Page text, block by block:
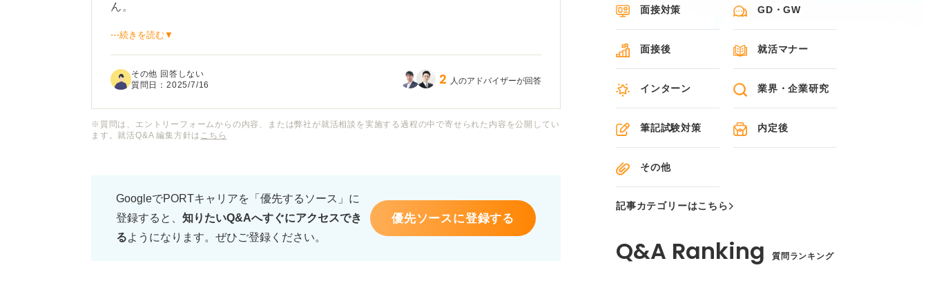
ん。
⋯続きを読む▼
その他 回答しない
質問日：2025/7/16 2 人のアドバイザーが回答
※質問は、エントリーフォームからの内容、または弊社が就活相談を実施する過程の中で寄せられた内容を公開してい
ます。就活Q&A 編集方針は こちら
GoogleでPORTキャリアを「優先するソース」に
登録すると、 知りたいQ&Aへすぐにアクセスでき
るようになります。ぜひご登録ください。
優先ソースに登録する
面接対策 GD・GW
面接後 就活マナー
インターン 業界・企業研究
筆記試験対策 内定後
その他
記事カテゴリーはこちら
質問ランキング